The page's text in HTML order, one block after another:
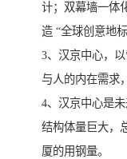
计；双幕墙一体
造 “全球创意地标
3、汉京中心，
与人的内在需求
4、汉京中心是
结构体量巨大，
厦的用钢量。